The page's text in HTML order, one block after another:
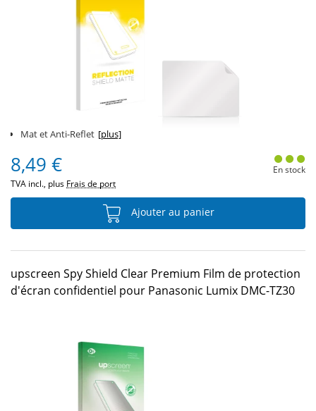
Mat et Anti-Reflet [plus]
8,49 €
TVA incl., plus Frais de port
En stock
Ajouter au panier
upscreen Spy Shield Clear Premium Film de protection
d'écran confidentiel pour Panasonic Lumix DMC-TZ30